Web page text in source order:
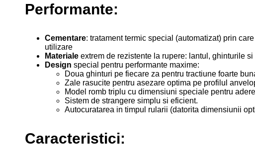
Performante:
Cementare: tratament termic special (automatizat) prin
utilizare
Materiale extrem de rezistente la rupere: lantul, ghinturile
Design special pentru performante maxime:
Doua ghinturi pe fiecare za pentru tractiune foarte
Zale rasucite pentru asezare optima pe profilul
Model romb triplu cu dimensiuni speciale pentru
Sistem de strangere simplu si eficient.
Autocuratarea in timpul rularii (datorita dimensiunii
Caracteristici: